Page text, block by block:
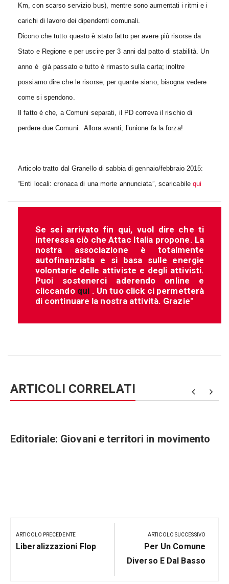
Km, con scarso servizio bus), mentre sono aumentati i ritmi e i
carichi di lavoro dei dipendenti comunali.
Dicono che tutto questo è stato fatto per avere più risorse da
Stato e Regione e per uscire per 3 anni dal patto di stabilità. Un
anno è già passato e tutto è rimasto sulla carta; inoltre
possiamo dire che le risorse, per quante siano, bisogna vedere
come si spendono.
Il fatto è che, a Comuni separati, il PD correva il rischio di
perdere due Comuni. Allora avanti, l’unione fa la forza!
Articolo tratto dal Granello di sabbia di gennaio/febbraio 2015:
“Enti locali: cronaca di una morte annunciata”, scaricabilequi
Se sei arrivato fin qui, vuol dire che ti
interessa ciò che Attac Italia propone. La
nostra associazione è totalmente
autofinanziata e si basa sulle energie
volontarie delle attiviste e degli attivisti.
Puoi sostenerci aderendo online e
cliccando qui . Un tuo click ci permetterà
di continuare la nostra attività. Grazie"
ARTICOLI CORRELATI
Editoriale: Giovani e territori in movimento
articoli
ARTICOLO PRECEDENTE
Articolo
Liberalizzazioni Flop
ARTICOLO SUCCESSIVO
Prossimo
Post
Per Un Comune
Diverso E Dal Basso